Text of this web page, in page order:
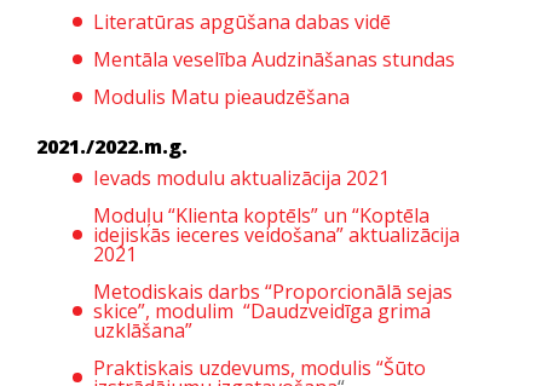
Literatūras apgūšana dabas vidē
Mentāla veselība Audzināšanas stundas
Modulis Matu pieaudzēšana
2021./2022.m.g.
Ievads modulu aktualizācija 2021
Moduļu “Klienta koptēls” un “Koptēla
idejiskās ieceres veidošana” aktualizācija
2021
Metodiskais darbs “Proporcionālā sejas
skice”, modulim “Daudzveidīga grima
uzklāšana”
Praktiskais uzdevums, modulis “Šūto